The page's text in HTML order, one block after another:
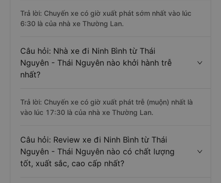
Trả lời: Chuyến xe có giờ xuất phát sớm nhất vào lúc
6:30 là của nhà xe Thường Lan.
Câu hỏi: Nhà xe đi Ninh Bình từ Thái
Nguyên - Thái Nguyên nào khởi hành trễ
nhất?
Trả lời: Chuyến xe có giờ xuất phát trễ (muộn) nhất là
vào lúc 17:30 là của nhà xe Thường Lan.
Câu hỏi: Review xe đi Ninh Bình từ Thái
Nguyên - Thái Nguyên nào có chất lượng
tốt, xuất sắc, cao cấp nhất?